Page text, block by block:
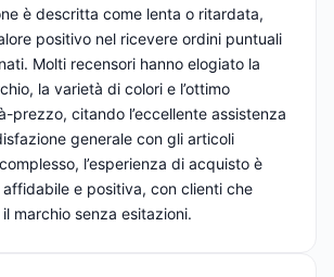
è descritta come lenta o ritardata,
positivo nel ricevere ordini puntuali
Molti recensori hanno elogiato la
la varietà di colori e l’ottimo
prezzo, citando l’eccellente assistenza
generale con gli articoli
l’esperienza di acquisto è
e positiva, con clienti che
marchio senza esitazioni.